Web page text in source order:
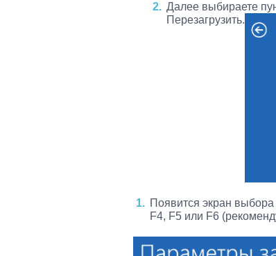
Далее выбираете
Перезагрузить.
Появится экран
F4, F5 или F6